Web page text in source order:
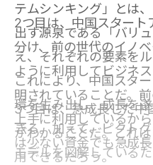
テムシンキング」とは
出す源泉である「バリ
え、それぞれの要素を
これにより、中国スタ
環を生み出し、成長を
きる。加えて、ピクト
モデルを図解している
2つ目は、中国スタート
分け、前の世代のイノ
ように利用してビジネ
明されていることだ。
上手に利用しているか
は少ない資金でも急成
3つ目は、急成長した中
がわかることだ。これ
用できるだろう。